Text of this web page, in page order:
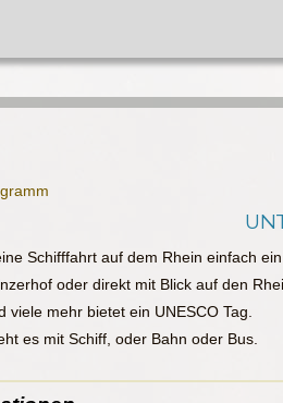
Schifffahrt auf dem Rhein einfach
oder direkt mit Blick auf den
viele mehr bietet ein UNESCO Tag.
es mit Schiff, oder Bahn oder Bus.